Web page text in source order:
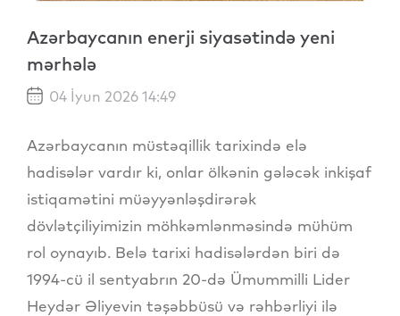
Azərbaycanın enerji siyasətində yeni
mərhələ
04 İyun 2026 14:49
Azərbaycanın müstəqillik tarixində elə
hadisələr vardır ki, onlar ölkənin gələcək inkişaf
istiqamətini müəyyənləşdirərək
dövlətçiliyimizin möhkəmlənməsində mühüm
rol oynayıb. Belə tarixi hadisələrdən biri də
1994-cü il sentyabrın 20-də Ümummilli Lider
Heydər Əliyevin təşəbbüsü və rəhbərliyi ilə